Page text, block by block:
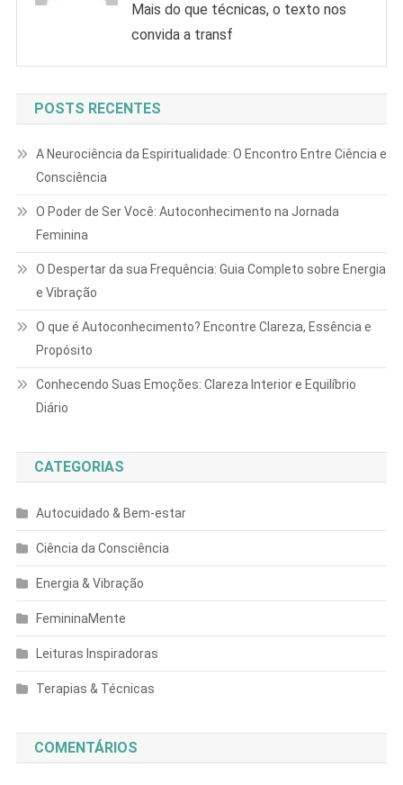
Mais do que técnicas, o texto nos
convida a transf
POSTS RECENTES
A Neurociência da Espiritualidade: O Encontro Entre Ciência e
Consciência
O Poder de Ser Você: Autoconhecimento na Jornada
Feminina
O Despertar da sua Frequência: Guia Completo sobre Energia
e Vibração
O que é Autoconhecimento? Encontre Clareza, Essência e
Propósito
Conhecendo Suas Emoções: Clareza Interior e Equilíbrio
Diário
CATEGORIAS
Autocuidado & Bem-estar
Ciência da Consciência
Energia & Vibração
FemininaMente
Leituras Inspiradoras
Terapias & Técnicas
COMENTÁRIOS